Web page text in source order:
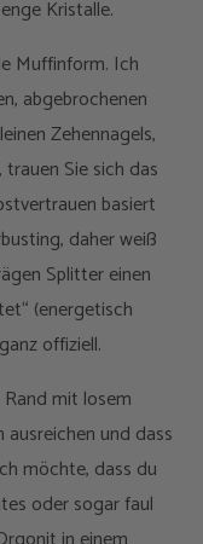
Kristalle.
Muffinform. Ich
abgebrochenen
Zehennagels,
Sie sich das
basiert
daher weiß
Splitter einen
(energetisch
offiziell.
mit losem
ausreichen und dass
möchte, dass du
oder sogar faul